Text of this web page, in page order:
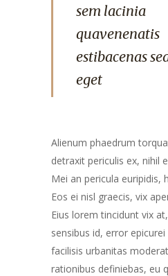
sem lacinia
quavenenatis
estibacenas
eget
Alienum phaedrum
detraxit periculis ex, nihil
Mei an pericula euripidis,
Eos ei nisl graecis, vix
Eius lorem tincidunt vix
sensibus id, error
facilisis urbanitas
rationibus definiebas, eu